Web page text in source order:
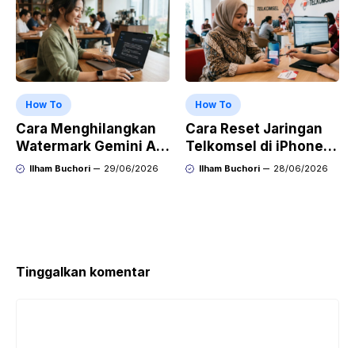
How To
Cara Menghilangkan
Watermark Gemini AI
dengan Mudah Hasil
Ilham Buchori 29/06/2026
How To
Cara Reset Jaringan
Telkomsel di iPhone
agar Koneksi Stabil
Ilham Buchori 28/06/2026
Tinggalkan komentar